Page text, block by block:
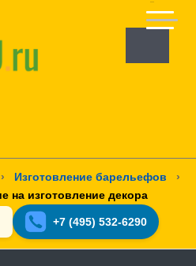
› Изготовление барельефов
›
на изготовление декора
+7 (495) 532-6290